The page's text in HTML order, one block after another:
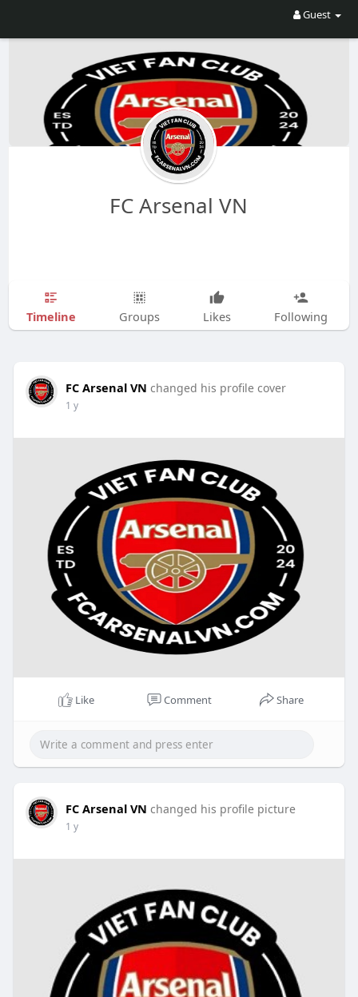
Guest
FC Arsenal VN
Timeline Groups Likes Following
FC Arsenal VN changed his profile cover
1 y
Like Comment Share
FC Arsenal VN changed his profile picture
1 y